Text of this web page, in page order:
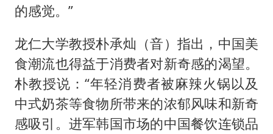
的感觉。”
龙仁大学教授朴承灿（音）指出，中国美
食潮流也得益于消费者对新奇感的渴望。
朴教授说：“年轻消费者被麻辣火锅以及
中式奶茶等食物所带来的浓郁风味和新奇
感吸引。进军韩国市场的中国餐饮连锁品